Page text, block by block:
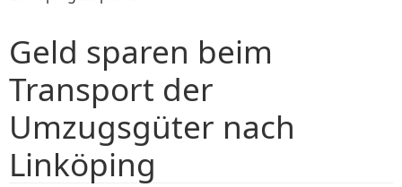
Geld sparen beim
Transport der
Umzugsgüter nach
Linköping